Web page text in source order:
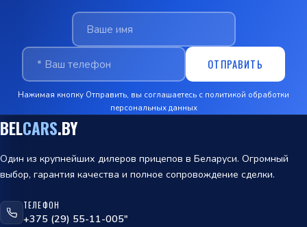
ОТПРАВИТЬ
Нажимая кнопку Отправить, вы соглашаетесь с политикой обработки
персональных данных
BELCARS.BY
Один из крупнейших дилеров прицепов в Беларуси. Огромный
выбор, гарантия качества и полное сопровождение сделки.
ТЕЛЕФОН
+375 (29) 55-11-005"